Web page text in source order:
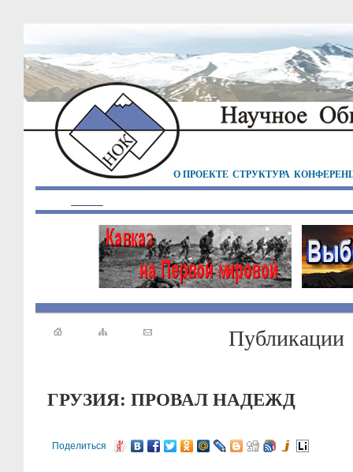
О ПРОЕКТЕ СТРУКТУРА
Публикации
ГРУЗИЯ: ПРОВАЛ НАДЕЖД
Поделиться